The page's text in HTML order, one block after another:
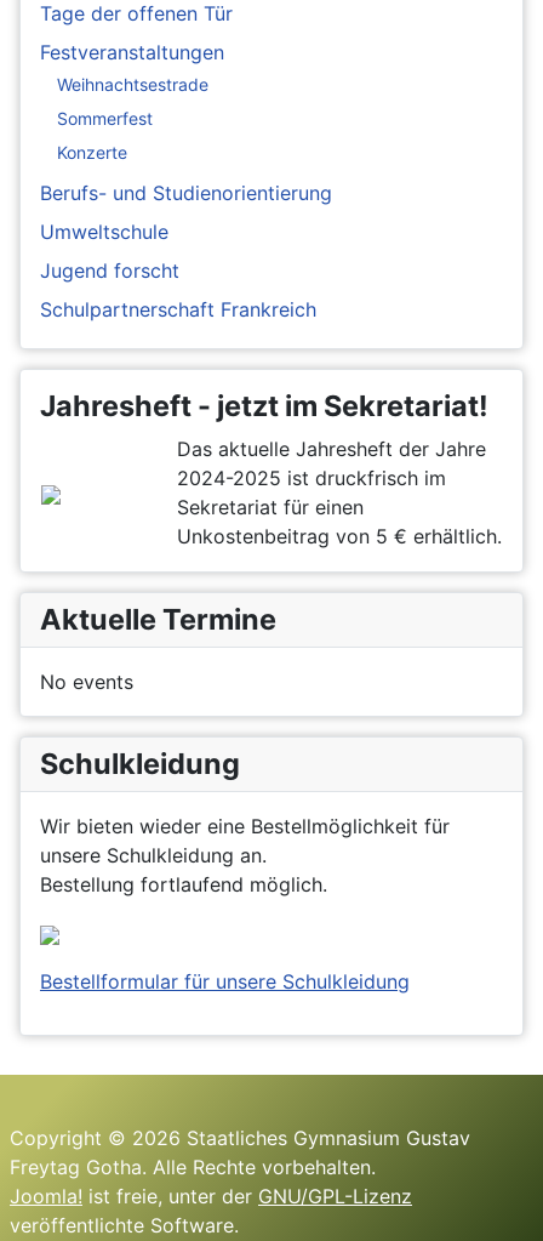
Tage der offenen Tür
Festveranstaltungen
Weihnachtsestrade
Sommerfest
Konzerte
Berufs- und Studienorientierung
Umweltschule
Jugend forscht
Schulpartnerschaft Frankreich
Jahresheft - jetzt im Sekretariat!
Das aktuelle Jahresheft der Jahre
2024-2025 ist druckfrisch im
Sekretariat für einen
Unkostenbeitrag von 5 € erhältlich.
Aktuelle Termine
No events
Schulkleidung
Wir bieten wieder eine Bestellmöglichkeit für
unsere Schulkleidung an.
Bestellung fortlaufend möglich.
Bestellformular für unsere Schulkleidung
Copyright © 2026 Staatliches Gymnasium Gustav
Freytag Gotha. Alle Rechte vorbehalten.
Joomla! ist freie, unter der GNU/GPL-Lizenz
veröffentlichte Software.